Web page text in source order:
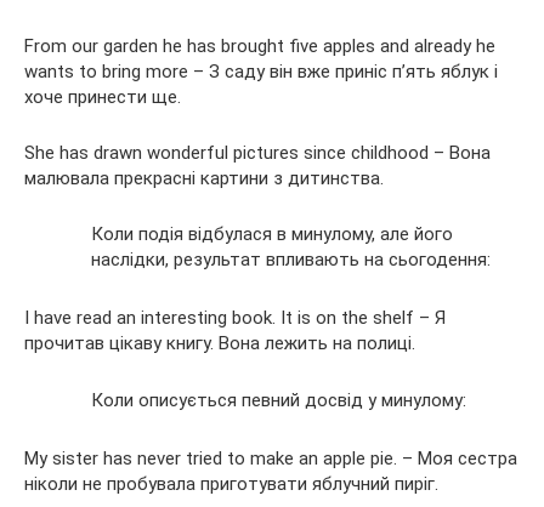
From our garden he has brought five apples and already he
wants to bring more – З саду він вже приніс п’ять яблук і
хоче принести ще.
She has drawn wonderful pictures since childhood – Вона
малювала прекрасні картини з дитинства.
Коли подія відбулася в минулому, але його
наслідки, результат впливають на сьогодення:
I have read an interesting book. It is on the shelf – Я
прочитав цікаву книгу. Вона лежить на полиці.
Коли описується певний досвід у минулому:
My sister has never tried to make an apple pie. – Моя сестра
ніколи не пробувала приготувати яблучний пиріг.